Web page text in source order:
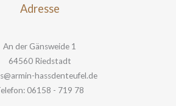
Adresse
An der Gänsweide 1
64560 Riedstadt
hassdenteufel.de
06158 - 719 78